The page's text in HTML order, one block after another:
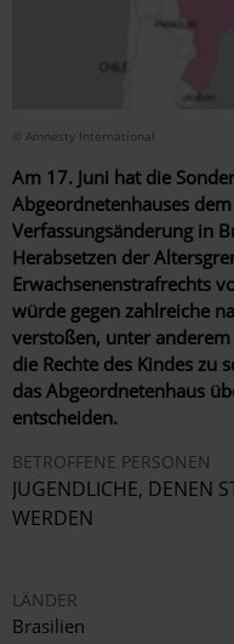
© Amnesty International
Am 17. Juni hat die
Abgeordnetenhauses
Verfassungsänderung in
Herabsetzen der
Erwachsenenstrafrechts
würde gegen zahlreiche
verstoßen, unter
die Rechte des Kindes zu
das Abgeordnetenhaus
entscheiden.
BETROFFENE PERSONEN
JUGENDLICHE, DENEN
WERDEN
LÄNDER
Brasilien